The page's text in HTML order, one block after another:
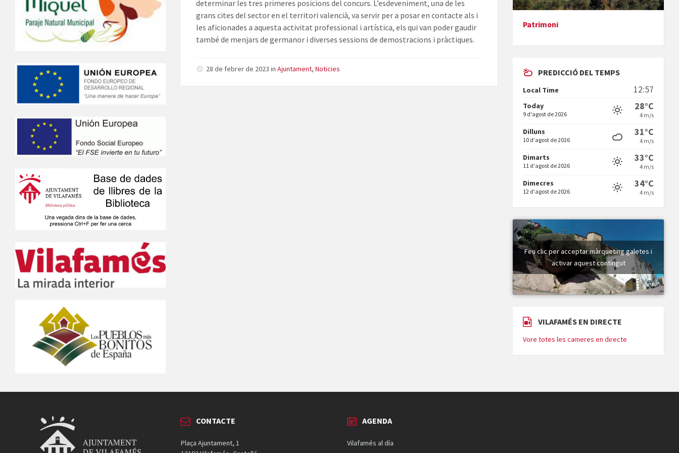
determinar les tres primeres posicions del concurs. L’esdeveniment, una de les
grans cites del sector en el territori valencià, va servir per a posar en contacte als i
les aficionades a aquesta activitat professional i artística, els qui van poder gaudir
també de menjars de germanor i diverses sessions de demostracions i pràctiques.
28 de febrer de 2023inAjuntament,Noticies
mare&quot;, d'Emma Zafon
En Bum
Vermuts a la Font. Hit parit
Patrimoni
PREDICCIÓ DEL TEMPS
Local Time 12:57
Today
9 d'agost de 2026
28°C
4 m/s
Dilluns
10 d'agost de 2026
31°C
4 m/s
Dimarts
11 d'agost de 2026
33°C
4 m/s
Dimecres
12 d'agost de 2026
34°C
4 m/s
Feu clic per acceptar màrqueting galetes i
activar aquest contingut
VILAFAMÉS EN DIRECTE
Vore totes les cameres en directe
CONTACTE
Plaça Ajuntament, 1
AGENDA
Vilafamés al día